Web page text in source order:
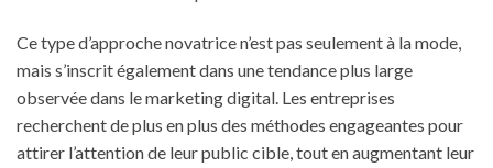
Ce type d’approche novatrice n’est pas seulement à la mode,
mais s’inscrit également dans une tendance plus large
observée dans le marketing digital. Les entreprises
recherchent de plus en plus des méthodes engageantes pour
attirer l’attention de leur public cible, tout en augmentant leur